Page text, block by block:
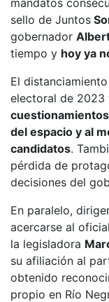
mandatos
sello de Juntos
gobernador
tiempo y hoy ya
El
electoral de
del espacio y al
candidatos.
pérdida de
decisiones del
En paralelo,
acercarse al
la legisladora
su afiliación al
obtenido
propio en Río